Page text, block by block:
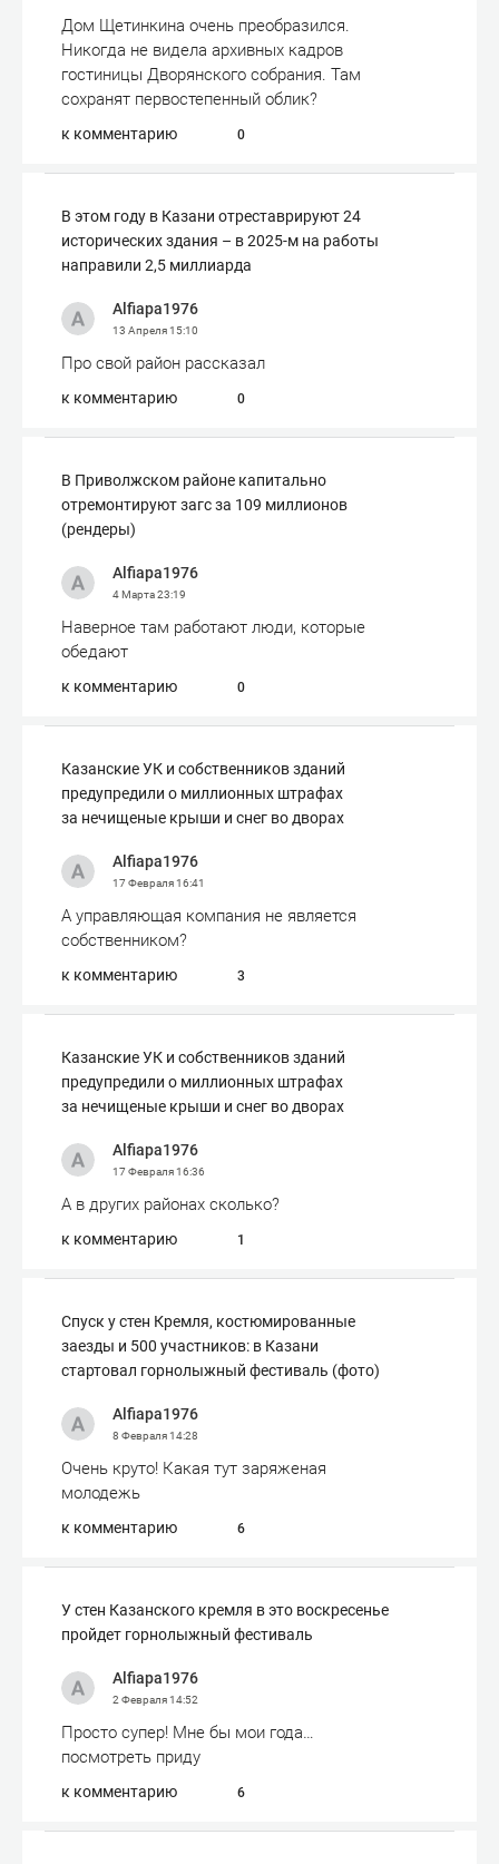
Дом Щетинкина очень преобразился.
Никогда не видела архивных кадров
гостиницы Дворянского собрания. Там
сохранят первостепенный облик?
к комментарию 0
В этом году в Казани отреставрируют 24
исторических здания – в 2025-м на работы
направили 2,5 миллиарда
Alfiapa1976
13 Апреля15:10
Про свой район рассказал
к комментарию 0
В Приволжском районе капитально
отремонтируют загс за 109 миллионов
(рендеры)
Alfiapa1976
4 Марта23:19
Наверное там работают люди, которые
обедают
к комментарию 0
Казанские УК и собственников зданий
предупредили о миллионных штрафах
за нечищеные крыши и снег во дворах
Alfiapa1976
17 Февраля16:41
А управляющая компания не является
собственником?
к комментарию 3
Казанские УК и собственников зданий
предупредили о миллионных штрафах
за нечищеные крыши и снег во дворах
Alfiapa1976
17 Февраля16:36
А в других районах сколько?
к комментарию 1
Спуск у стен Кремля, костюмированные
заезды и 500 участников: в Казани
стартовал горнолыжный фестиваль (фото)
Alfiapa1976
8 Февраля14:28
Очень круто! Какая тут заряженая
молодежь
к комментарию 6
У стен Казанского кремля в это воскресенье
пройдет горнолыжный фестиваль
Alfiapa1976
2 Февраля14:52
Просто супер! Мне бы мои года…
посмотреть приду
к комментарию 6